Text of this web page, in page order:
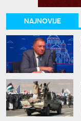
NAJNOVIJE